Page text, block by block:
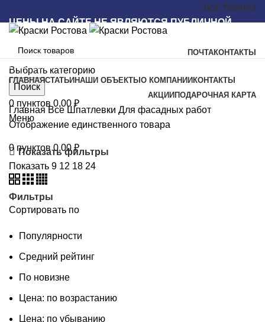
ВСЕ ТОВАРЫ
ЦЕНЫ НА САЙТЕ НЕ ЯВЛЯЮТСЯ ПУБЛИЧНОЙ
ОФЕРТОЙ
ПОЧТАКОНТАКТЫ
Выбрать категорию
Поиск
0 пунктов 0,00 ₽
Меню
0 пунктов 0,00₽
Наш каталог
ГЛАВНАЯСТАТЬИ НАШИ ОБЪЕКТЫ О КОМПАНИИ КОНТАКТЫ
АКЦИИ ПОДАРОЧНАЯ КАРТА
ГлавнаяВсе Шпатлевки Для фасадных работ
Отображение единственного товара
Показать фильтры
Показать 9 12 18 24
Фильтры
Сортировать по
Популярности
Средний рейтинг
По новизне
Цена: по возрастанию
Цена: по убыванию